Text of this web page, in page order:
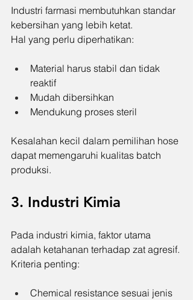
Industri farmasi membutuhkan standar
kebersihan yang lebih ketat.
Hal yang perlu diperhatikan:
Material harus stabil dan tidak
reaktif
Mudah dibersihkan
Mendukung proses steril
Kesalahan kecil dalam pemilihan hose
dapat memengaruhi kualitas batch
produksi.
3. Industri Kimia
Pada industri kimia, faktor utama
adalah ketahanan terhadap zat agresif.
Kriteria penting:
Chemical resistance sesuai jenis